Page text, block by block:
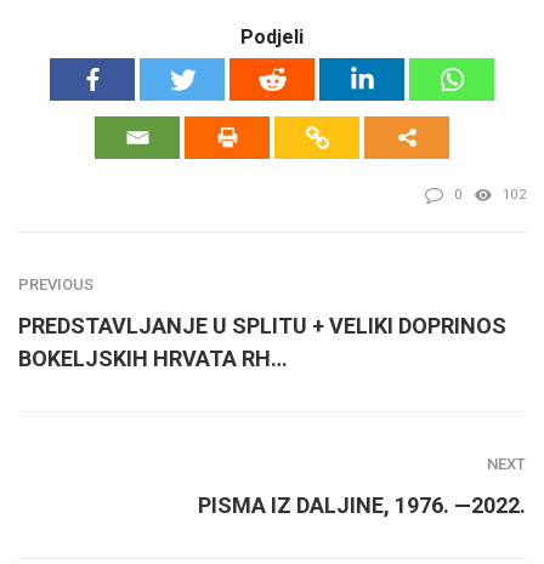
Podjeli
0 102
PREVIOUS
PREDSTAVLJANJE U SPLITU + VELIKI DOPRINOS
BOKELJSKIH HRVATA RH…
NEXT
PISMA IZ DALJINE, 1976. —2022.